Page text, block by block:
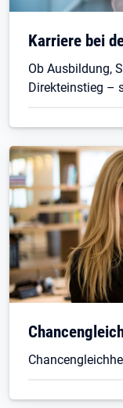
Karriere bei
Ob Ausbildung,
Direkteinstieg –
Öffnet in